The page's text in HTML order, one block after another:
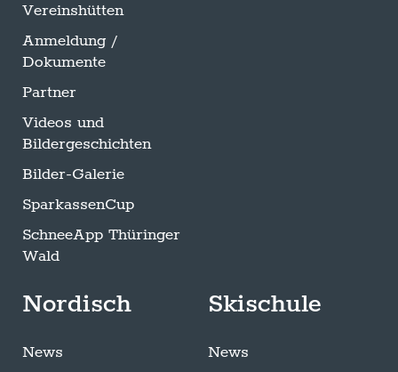
Vereinshütten
Anmeldung /
Dokumente
Partner
Videos und
Bildergeschichten
Bilder-Galerie
SparkassenCup
SchneeApp Thüringer
Wald
Nordisch
News
Skischule
News